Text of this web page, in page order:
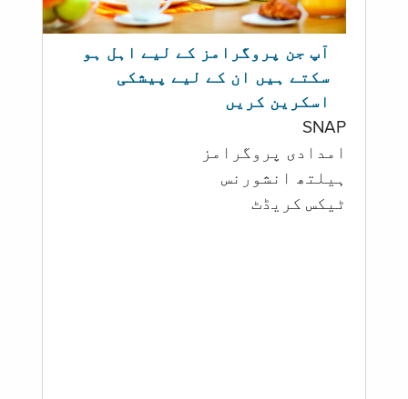
آپ جن پروگرامز کے لیے اہل ہو
سکتے ہیں ان کے لیے پیشکی
اسکرین کریں
SNAP
امدادی پروگرامز
‏ہیلتھ انشورنس
ٹیکس کریڈٹ